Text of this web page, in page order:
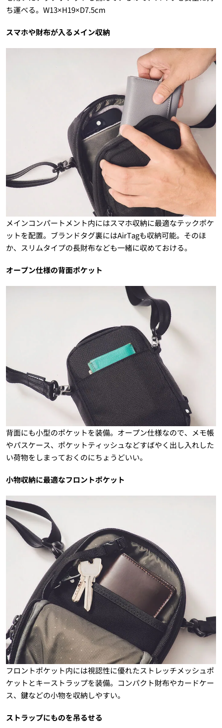
ち運べる。W13×H19×D7.5cm
スマホや財布が入るメイン収納
メインコンパートメント内にはスマホ収納に最適なテックポケ
ットを配置。ブランドタグ裏にはAirTagも収納可能。そのほ
か、スリムタイプの長財布なども一緒に収めておける。
オープン仕様の背面ポケット
背面にも小型のポケットを装備。オープン仕様なので、メモ帳
やパスケース、ポケットティッシュなどすばやく出し入れした
い荷物をしまっておくのにちょうどいい。
小物収納に最適なフロントポケット
フロントポケット内には視認性に優れたストレッチメッシュポ
ケットとキーストラップを装備。コンパクト財布やカードケー
ス、鍵などの小物を収納しやすい。
ストラップにものを吊るせる